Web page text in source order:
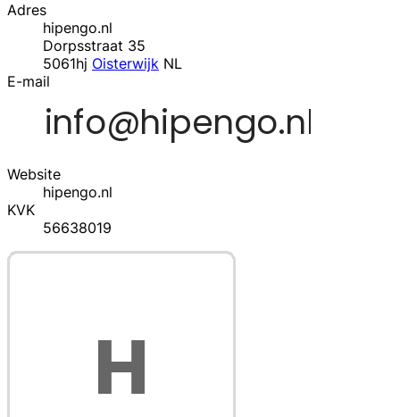
Adres
hipengo.nl
Dorpsstraat 35
5061hj Oisterwijk NL
E-mail
Website
hipengo.nl
KVK
56638019